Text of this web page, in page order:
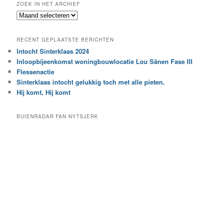
k
n
e
e
n
b
e
a
ZOEK IN HET ARCHIEF
Z
k
i
n
h
e
t
c
RECENT GEPLAATSTE BERICHTEN
Intocht Sinterklaas 2024
Inloopbijeenkomst woningbouwlocatie Lou Sânen Fase III
Flessenactie
Sinterklaas intocht gelukkig toch met alle pieten.
Hij komt, Hij komt
BUIENRADAR FAN NYTSJERK